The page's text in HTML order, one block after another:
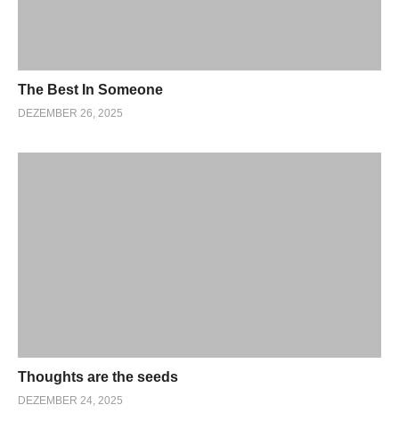
The Best In Someone
DEZEMBER 26, 2025
Thoughts are the seeds
DEZEMBER 24, 2025